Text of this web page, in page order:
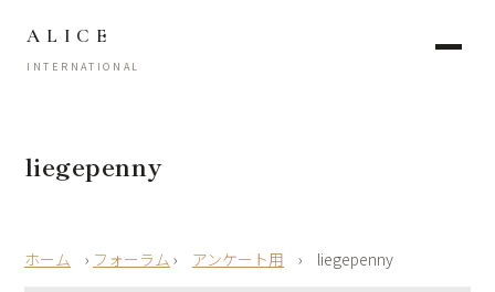
ALICE
INTERNATIONAL
liegepenny
› フォーラム › アンケート用 › liegepenny